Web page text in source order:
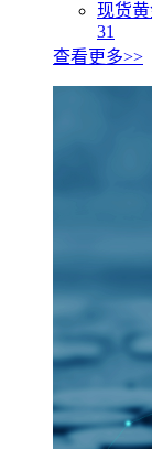
现货
31
查看更多>>